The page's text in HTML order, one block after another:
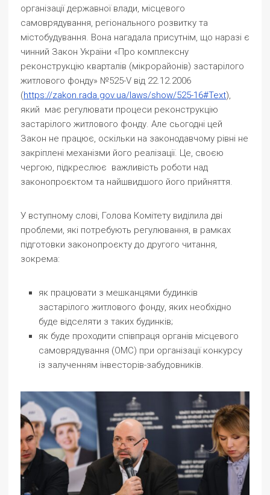
організації державної влади, місцевого
самоврядування, регіонального розвитку та
містобудування. Вона нагадала присутнім, що наразі є
чинний Закон України «Про комплексну
реконструкцію кварталів (мікрорайонів) застарілого
житлового фонду» №525-V від 22.12.2006
(https://zakon.rada.gov.ua/laws/show/525-16#Text),
який має регулювати процеси реконструкцію
застарілого житлового фонду. Але сьогодні цей
Закон не працює, оскільки на законодавчому рівні не
закріплені механізми його реалізації. Це, своєю
чергою, підкреслює важливість роботи над
законопроєктом та найшвидшого його прийняття.
У вступному слові, Голова Комітету виділила дві
проблеми, які потребують регулювання, в рамках
підготовки законопроєкту до другого читання,
зокрема:
як працювати з мешканцями будинків
застарілого житлового фонду, яких необхідно
буде відселяти з таких будинків;
як буде проходити співпраця органів місцевого
самоврядування (ОМС) при організації конкурсу
із залученням інвесторів-забудовників.